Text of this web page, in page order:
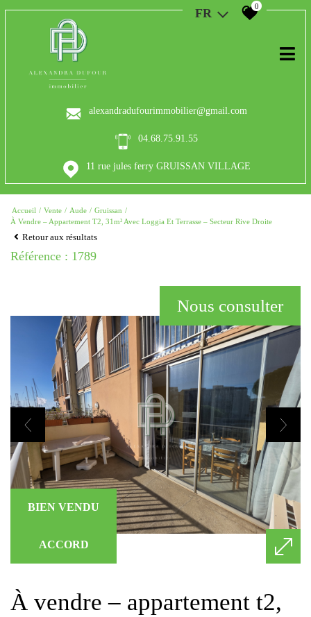
FR 0
alexandradufourimmobilier@gmail.com
04.68.75.91.55
11 rue jules ferry GRUISSAN VILLAGE
Accueil Vente Aude
Gruissan
À Vendre – Appartement T2, 31m² Avec Loggia Et Terrasse – Secteur Rive Droite
Retour aux résultats
Référence : 1789
BIEN VENDU
ACCORD
Nous consulter
à vendre – appartement t2,